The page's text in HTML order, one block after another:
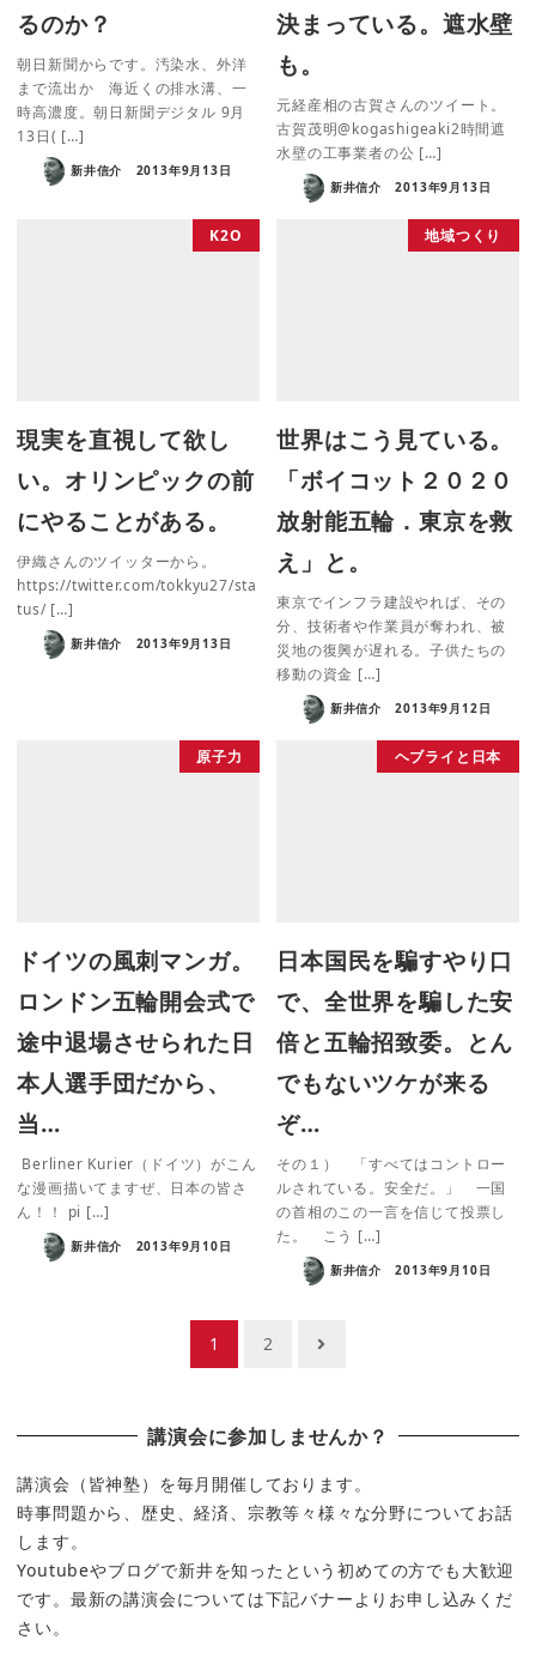
るのか？
朝日新聞からです。汚染水、外洋
まで流出か 海近くの排水溝、一
時高濃度。朝日新聞デジタル 9月
13日( […]
新井信介 2013年9月13日
決まっている。遮水壁
も。
元経産相の古賀さんのツイート。
古賀茂明‏@kogashigeaki2時間遮
水壁の工事業者の公 […]
新井信介 2013年9月13日
K2O
現実を直視して欲し
い。オリンピックの前
にやることがある。
伊織さんのツイッターから。
https://twitter.com/tokkyu27/sta
tus/ […]
新井信介 2013年9月13日
地域つくり
世界はこう見ている。
「ボイコット２０２０
放射能五輪．東京を救
え」と。
東京でインフラ建設やれば、その
分、技術者や作業員が奪われ、被
災地の復興が遅れる。子供たちの
移動の資金 […]
新井信介 2013年9月12日
原子力
ドイツの風刺マンガ。
ロンドン五輪開会式で
途中退場させられた日
本人選手団だから、
当…
Berliner Kurier（ドイツ）がこん
な漫画描いてますぜ、日本の皆さ
ん！！ pi […]
新井信介 2013年9月10日
ヘブライと日本
日本国民を騙すやり口
で、全世界を騙した安
倍と五輪招致委。とん
でもないツケが来る
ぞ…
その１） 「すべてはコントロー
ルされている。安全だ。」 一国
の首相のこの一言を信じて投票し
た。 こう […]
新井信介 2013年9月10日
ー
ジ
送
り
1 2
講演会に参加しませんか？
講演会（皆神塾）を毎月開催しております。
時事問題から、歴史、経済、宗教等々様々な分野についてお話
します。
Youtubeやブログで新井を知ったという初めての方でも大歓迎
です。最新の講演会については下記バナーよりお申し込みくだ
さい。